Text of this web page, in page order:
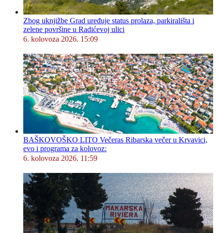
Zbog uknjižbe Grad uređuje status prolaza, parkirališta i
zelene površine u Radićevoj ulici
6. kolovoza 2026. 15:09
BAŠKOVOŠKO LITO Večeras Ribarska večer u Krvavici,
evo i programa za kolovoz:
6. kolovoza 2026. 11:59